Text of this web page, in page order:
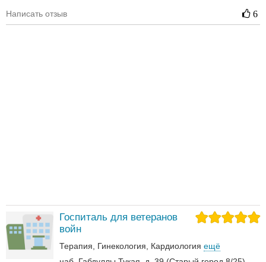
Написать отзыв 6
Госпиталь для ветеранов
войн
Терапия Гинекология Кардиология ещё